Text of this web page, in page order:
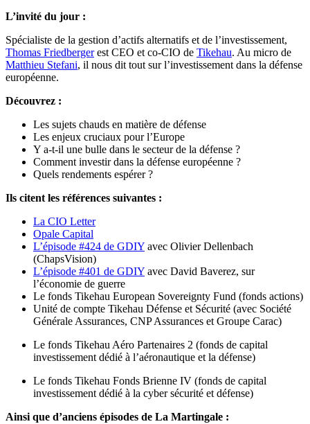
L’invité du jour :
Spécialiste de la gestion d’actifs alternatifs et de l’investissement,
Thomas Friedbergerest CEO et co-CIO de Tikehau. Au micro de
Matthieu Stefani, il nous dit tout sur l’investissement dans la défense
européenne.
Découvrez :
Les sujets chauds en matière de défense
Les enjeux cruciaux pour l’Europe
Y a-t-il une bulle dans le secteur de la défense ?
Comment investir dans la défense européenne ?
Quels rendements espérer ?
Ils citent les références suivantes :
La CIO Letter
Opale Capital
L’épisode #424 de GDIY avec Olivier Dellenbach
(ChapsVision)
L’épisode #401 de GDIY avec David Baverez, sur
l’économie de guerre
Le fonds Tikehau European Sovereignty Fund (fonds actions)
Unité de compte Tikehau Défense et Sécurité (avec Société
Générale Assurances, CNP Assurances et Groupe Carac)
Le fonds Tikehau Aéro Partenaires 2 (fonds de capital
investissement dédié à l’aéronautique et la défense)
Le fonds Tikehau Fonds Brienne IV (fonds de capital
investissement dédié à la cyber sécurité et défense)
Ainsi que d’anciens épisodes de La Martingale :